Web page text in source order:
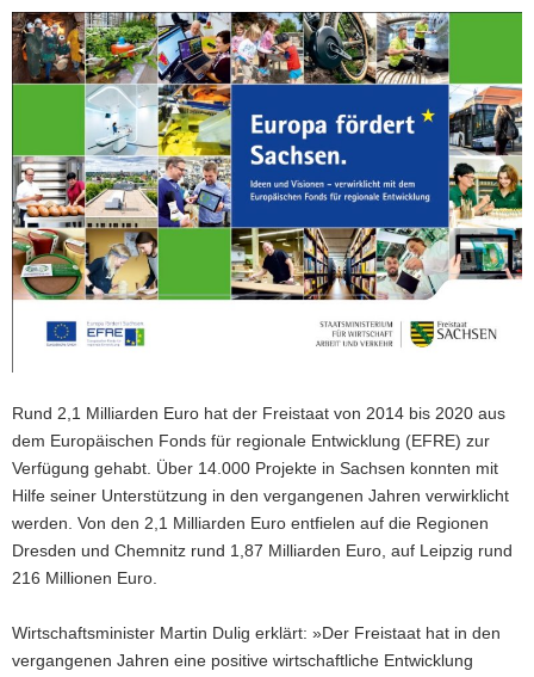
n
d
e
v
g
a
t
i
Rund 2,1 Milliarden Euro hat der Freistaat von 2014 bis 2020 aus
dem Europäischen Fonds für regionale Entwicklung (EFRE) zur
Verfügung gehabt. Über 14.000 Projekte in Sachsen konnten mit
Hilfe seiner Unterstützung in den vergangenen Jahren verwirklicht
werden. Von den 2,1 Milliarden Euro entfielen auf die Regionen
Dresden und Chemnitz rund 1,87 Milliarden Euro, auf Leipzig rund
216 Millionen Euro.
Wirtschaftsminister Martin Dulig erklärt: »Der Frei­staat hat in den
vergangenen Jahren eine positive wirtschaftliche Entwicklung